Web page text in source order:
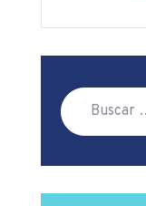
Buscar: